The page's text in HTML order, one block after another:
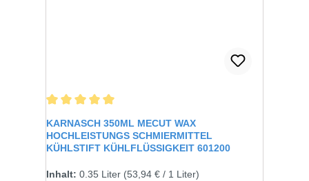
KARNASCH 350ML MECUT WAX
HOCHLEISTUNGS SCHMIERMITTEL
KÜHLSTIFT KÜHLFLÜSSIGKEIT 601200
Inhalt: 0.35 Liter (53,94 € / 1 Liter)